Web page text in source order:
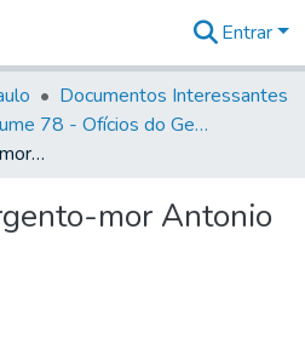
&
Coleções
Tudo na
Biblioteca
Estatísticas
Entrar
Documentos Interessantes
Volume 78 - Ofícios do General Martim Lopes Lobo de Saldanha (1777)
Carta para o Sargento-mor Antonio Jorge de Godoi
mor Antonio